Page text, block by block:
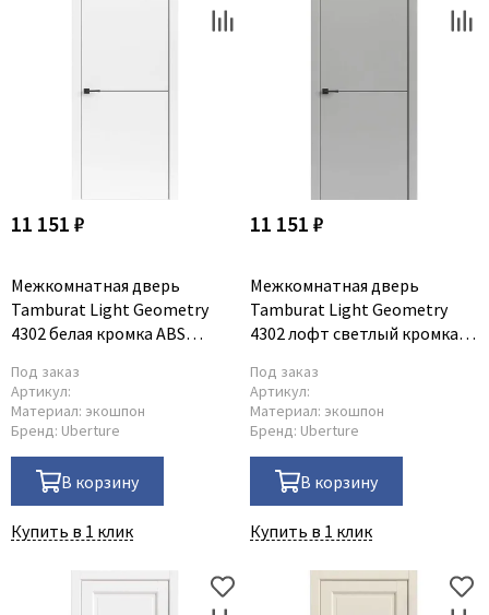
11 151 ₽
Межкомнатная дверь
Tamburat Light Geometry
4302 белая кромка ABS
Под заказ
Артикул:
Материал: экошпон
Бренд: Uberture
В корзину
Купить в 1 клик
11 151 ₽
Межкомнатная дверь
Tamburat Light Geometry
4302 лофт светлый кромка
Под заказ
Артикул:
Материал: экошпон
Бренд: Uberture
В корзину
Купить в 1 клик